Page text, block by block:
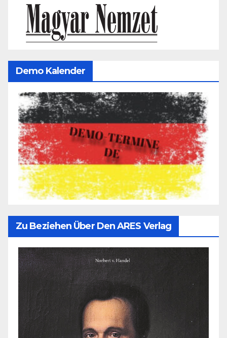
Demo Kalender
Zu Beziehen Über Den ARES Verlag